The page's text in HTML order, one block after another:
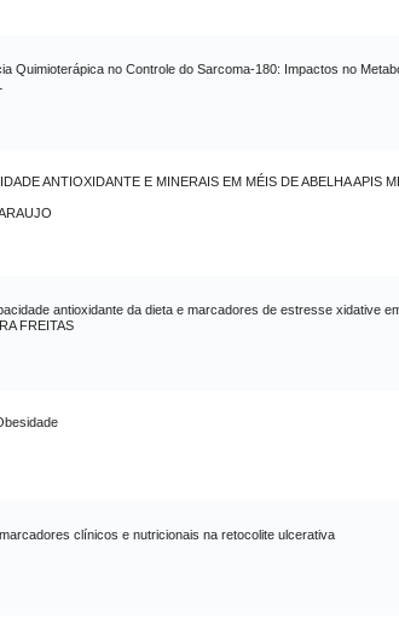
Quimioterápica no Controle do Sarcoma-180: Impactos no
ANTIOXIDANTE E MINERAIS EM MÉIS DE ABELHA APIS
antioxidante da dieta e marcadores de estresse xidative
FREITAS
clínicos e nutricionais na retocolite ulcerativa